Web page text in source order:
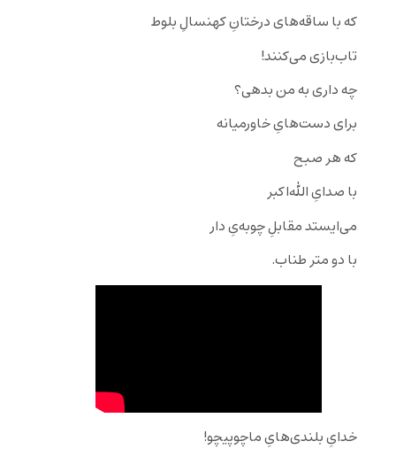
که با ساقه‌‌های درختانِ کهنسالِ بلوط
تاب‌بازی می‌کنند!
چه داری به من بدهی؟
برای دست‌هایِ خاورمیانه
که هر صبح
با صدایِ الله‌اکبر
می‌ایستد مقابلِ چوبه‌یِ دار
با دو متر طناب.
خدایِ بلندی‌هایِ ماچوپیچو!